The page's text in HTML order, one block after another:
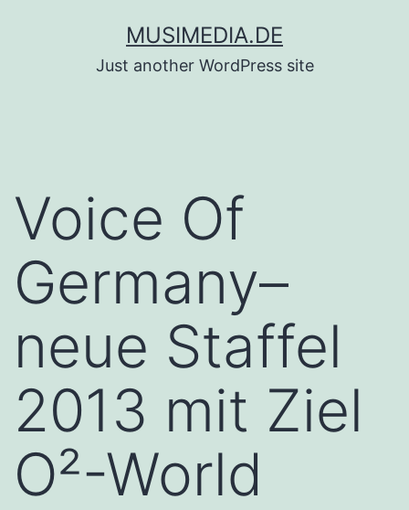
MUSIMEDIA.DE
Just another WordPress site
Voice Of
Germany–
neue Staffel
2013 mit Ziel
O²-World